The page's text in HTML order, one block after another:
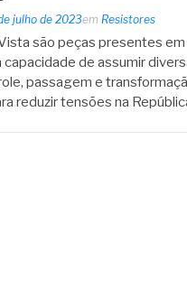
julho de 2023em Resistores
são peças presentes
de assumir
passagem e
reduzir tensões na